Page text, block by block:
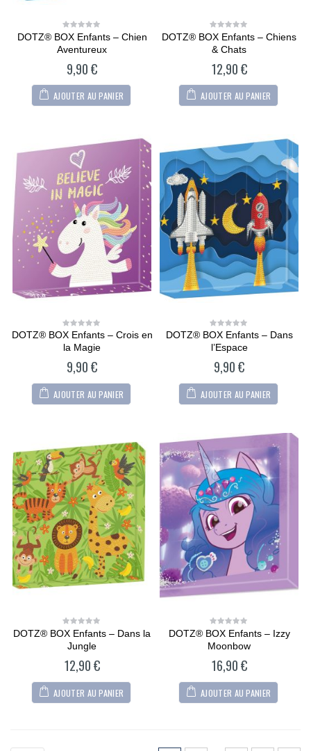
0
of
DOTZ® BOX Enfants – Chien
Aventureux
9,90€
AJOUTER AU PANIER
0
of
DOTZ® BOX Enfants – Chiens
& Chats
12,90€
AJOUTER AU PANIER
0
out
of
DOTZ® BOX Enfants – Crois en
la Magie
9,90€
AJOUTER AU PANIER
0
out
of
DOTZ® BOX Enfants – Dans
l’Espace
9,90€
AJOUTER AU PANIER
0
of
DOTZ® BOX Enfants – Dans la
Jungle
12,90€
AJOUTER AU PANIER
0
of
DOTZ® BOX Enfants – Izzy
Moonbow
16,90€
AJOUTER AU PANIER